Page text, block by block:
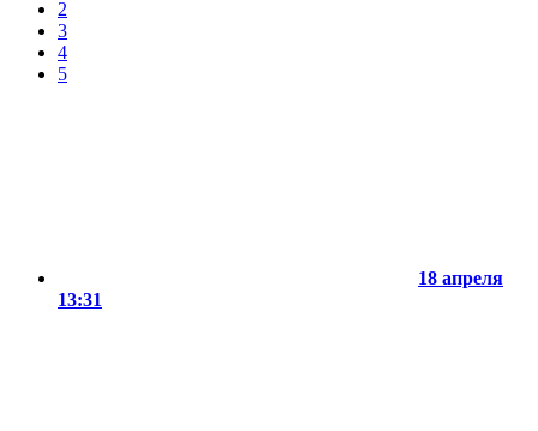
2
3
4
5
18 апреля
13:31